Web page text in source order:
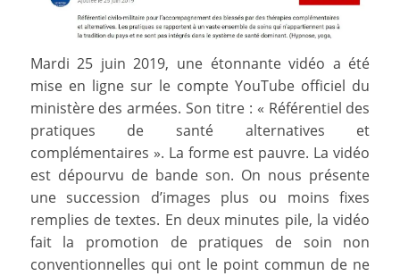
Mardi 25 juin 2019, une étonnante vidéo a été
mise en ligne sur le compte YouTube officiel du
ministère des armées. Son titre : « Référentiel des
pratiques de santé alternatives et
complémentaires ». La forme est pauvre. La vidéo
est dépourvu de bande son. On nous présente
une succession d’images plus ou moins fixes
remplies de textes. En deux minutes pile, la vidéo
fait la promotion de pratiques de soin non
conventionnelles qui ont le point commun de ne